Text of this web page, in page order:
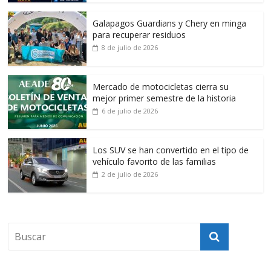
Galapagos Guardians y Chery en minga
para recuperar residuos
8 de julio de 2026
Mercado de motocicletas cierra su
mejor primer semestre de la historia
6 de julio de 2026
Los SUV se han convertido en el tipo de
vehículo favorito de las familias
2 de julio de 2026